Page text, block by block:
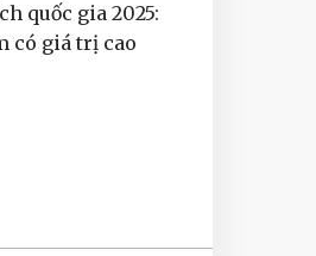
quốc gia 2025:
có giá trị cao